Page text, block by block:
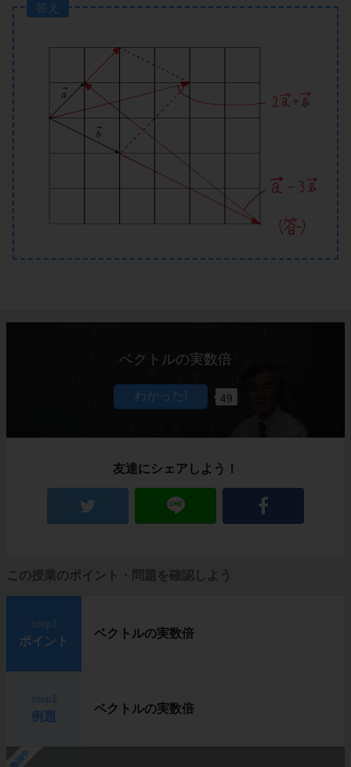
答え
ベクトルの実数倍
49
友達にシェアしよう！
この授業のポイント・問題を確認しよう
ポイント
ベクトルの実数倍
例題
ベクトルの実数倍
勉強中